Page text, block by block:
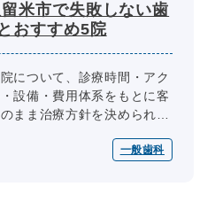
留米市で失敗しない歯
おすすめ5院
について、診療時間・アク
設備・費用体系をもとに客
まま治療方針を決められた
・マウスピース矯正...一般歯科